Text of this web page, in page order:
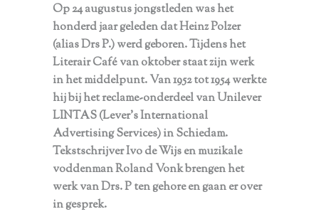
Op 24 augustus jongstleden was het
honderd jaar geleden dat Heinz Polzer
(alias Drs P.) werd geboren. Tijdens het
Literair Café van oktober staat zijn werk
in het middelpunt. Van 1952 tot 1954 werkte
hij bij het reclame-onderdeel van Unilever
LINTAS (Lever’s International
Advertising Services) in Schiedam.
Tekstschrijver Ivo de Wijs en muzikale
voddenman Roland Vonk brengen het
werk van Drs. P ten gehore en gaan er over
in gesprek.